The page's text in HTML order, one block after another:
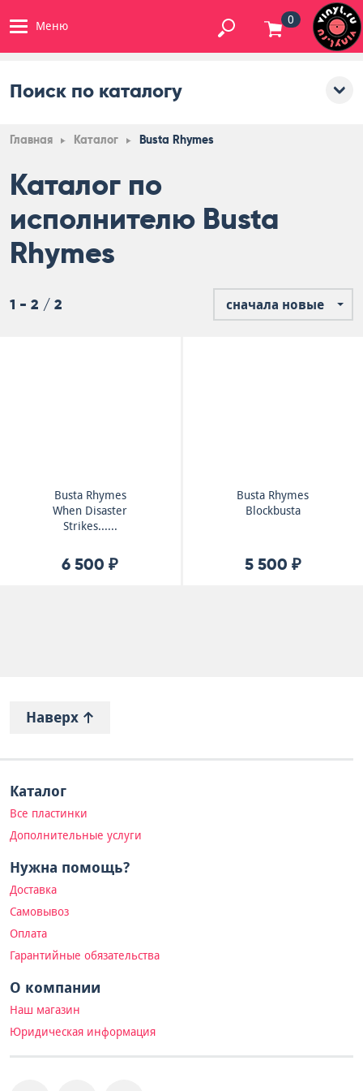
Меню 0
Поиск по каталогу
Главная Каталог Busta Rhymes
Каталог по
исполнителю Busta
Rhymes
1 - 2 / 2 сначала новые
Busta Rhymes
When Disaster
Strikes......
6 500 ₽
Busta Rhymes
Blockbusta
5 500 ₽
Наверх
Каталог
Все пластинки
Дополнительные услуги
Нужна помощь?
Доставка
Самовывоз
Оплата
Гарантийные обязательства
О компании
Наш магазин
Юридическая информация